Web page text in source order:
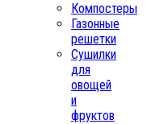
Компостеры
Газонные
решетки
Сушилки
для
овощей
и
фруктов